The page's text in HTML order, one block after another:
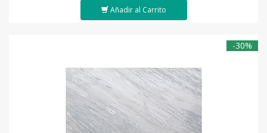
Añadir al Carrito
-30%